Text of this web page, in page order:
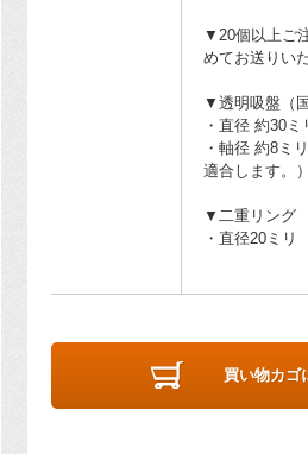
▼20個以上ご
めてお送りい
▼透明吸盤（国
・直径 約30ミ
・軸径 約8ミ
適合します。）
▼二重リング
・直径20ミリ
買い物カゴ